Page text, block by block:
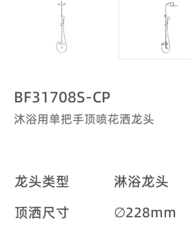
BF31708S-CP
沐浴用单把手顶喷花洒龙头
龙头类型
淋浴龙头
顶洒尺寸
∅228mm